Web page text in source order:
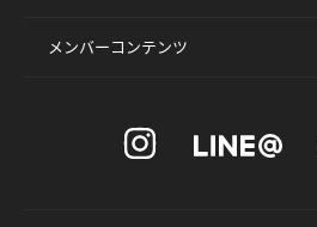
メンバーコンテンツ